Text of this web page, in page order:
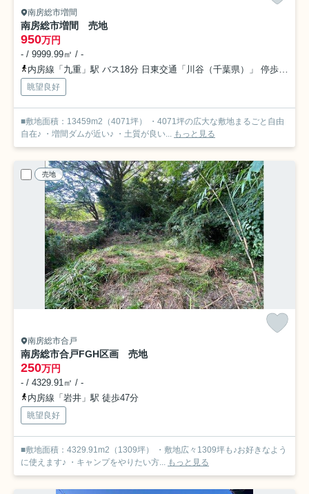
南房総市増間
南房総市増間 売地
950万円
- / 9999.99㎡ / -
内房線「九重」駅 バス18分 日東交通「川谷（千葉県）」 停歩61分
眺望良好
■敷地面積：13459m2（4071坪） ・4071坪の広大な敷地まるごと自由
自在♪ ・増間ダムが近い♪ ・土質が良い... もっと見る
売地
南房総市合戸
南房総市合戸FGH区画 売地
250万円
- / 4329.91㎡ / -
内房線「岩井」駅 徒歩47分
眺望良好
■敷地面積：4329.91m2（1309坪） ・敷地広々1309坪も♪お好きなよう
に使えます♪ ・キャンプをやりたい方... もっと見る